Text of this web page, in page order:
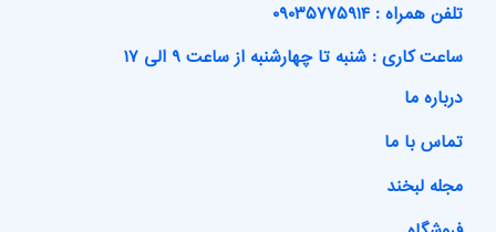
تلفن همراه : ۰۹۰۳۵۷۷۵۹۱۴
ساعت کاری : شنبه تا چهارشنبه از ساعت ۹ الی ۱۷
درباره ما
تماس با ما
مجله لبخند